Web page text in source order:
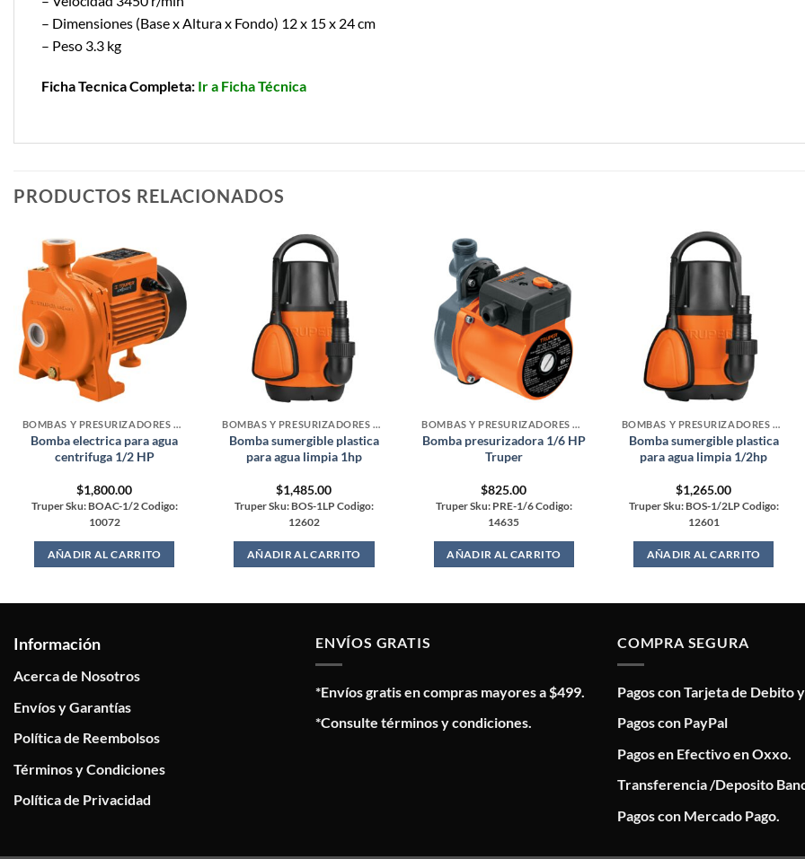
– Dimensiones (Base x Altura x Fondo) 12 x 15 x 24 cm
– Peso 3.3 kg
Ficha Tecnica Completa: Ir a Ficha Técnica
PRODUCTOS RELACIONADOS
BOMBAS Y PRESURIZADORES DE AGUA
Bomba electrica para agua
centrifuga 1/2 HP
$1,800.00
Truper Sku: BOAC-1/2 Codigo:
10072
AÑADIR AL CARRITO
BOMBAS Y PRESURIZADORES DE AGUA
Bomba sumergible plastica
para agua limpia 1hp
$1,485.00
Truper Sku: BOS-1LP Codigo:
12602
AÑADIR AL CARRITO
BOMBAS Y PRESURIZADORES DE AGUA
Bomba presurizadora 1/6 HP
Truper
$825.00
Truper Sku: PRE-1/6 Codigo:
14635
AÑADIR AL CARRITO
BOMBAS Y PRESURIZADORES DE AGUA
Bomba sumergible plastica
para agua limpia 1/2hp
$1,265.00
Truper Sku: BOS-1/2LP Codigo:
12601
AÑADIR AL CARRITO
Información
Acerca de Nosotros
Envíos y Garantías
Política de Reembolsos
Términos y Condiciones
Política de Privacidad
ENVÍOS GRATIS
*Envíos gratis en compras mayores a $499.
*Consulte términos y condiciones.
COMPRA SEGURA
Pagos con Tarjeta de Debito
Pagos con PayPal
Pagos en Efectivo en Oxxo.
Transferencia /Deposito
Pagos con Mercado Pago.